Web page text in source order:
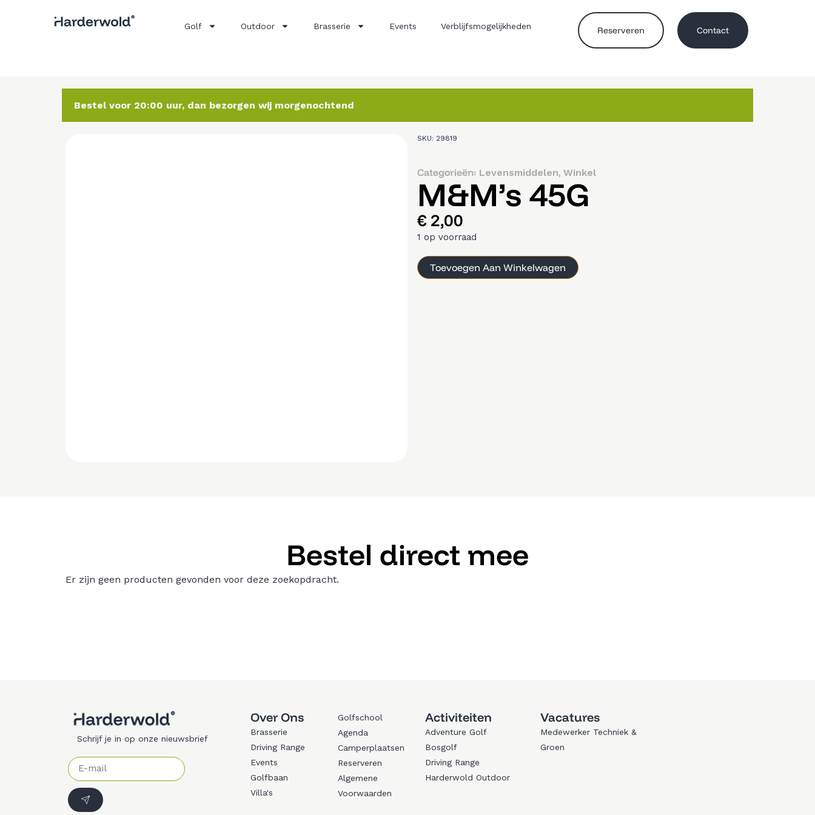
Golf Outdoor Brasserie Events Verblijfsmogelijkheden Reserveren Contact
Bestel voor 20:00 uur, dan bezorgen wij morgenochtend
SKU: 29819
Categorieën: Levensmiddelen, Winkel
M&M’s 45G
€ 2,00
1 op voorraad
Toevoegen Aan Winkelwagen
Bestel direct mee
Er zijn geen producten gevonden voor deze zoekopdracht.
Schrijf je in op onze nieuwsbrief
Over Ons
Brasserie
Driving Range
Events
Golfbaan
Villa's
Golfschool
Agenda
Camperplaatsen
Reserveren
Algemene
Voorwaarden
Activiteiten
Adventure Golf
Bosgolf
Driving Range
Harderwold Outdoor
Vacatures
Medewerker Techniek &
Groen